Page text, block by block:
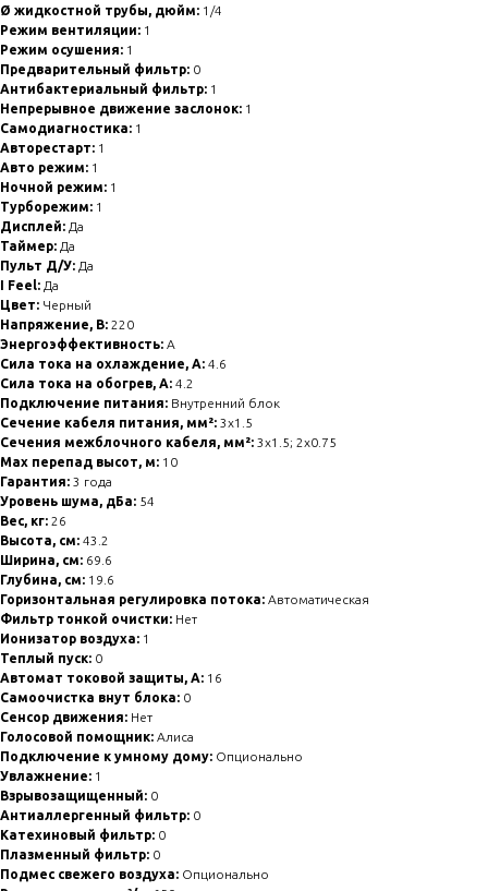
Ø жидкостной трубы, дюйм: 1/4
Режим вентиляции: 1
Режим осушения: 1
Предварительный фильтр: 0
Антибактериальный фильтр: 1
Непрерывное движение заслонок: 1
Самодиагностика: 1
Авторестарт: 1
Авто режим: 1
Ночной режим: 1
Турборежим: 1
Дисплей: Да
Таймер: Да
Пульт Д/У: Да
I Feel: Да
Цвет: Черный
Напряжение, В: 220
Энергоэффективность: A
Сила тока на охлаждение, А: 4.6
Сила тока на обогрев, А: 4.2
Подключение питания: Внутренний блок
Сечение кабеля питания, мм²: 3x1.5
Сечения межблочного кабеля, мм²: 3x1.5; 2x0.75
Max перепад высот, м: 10
Гарантия: 3 года
Уровень шума, дБа: 54
Вес, кг: 26
Высота, см: 43.2
Ширина, см: 69.6
Глубина, см: 19.6
Горизонтальная регулировка потока: Автоматическая
Фильтр тонкой очистки: Нет
Ионизатор воздуха: 1
Теплый пуск: 0
Автомат токовой защиты, А: 16
Самоочистка внут блока: 0
Сенсор движения: Нет
Голосовой помощник: Алиса
Подключение к умному дому: Опционально
Увлажнение: 1
Взрывозащищенный: 0
Антиаллергенный фильтр: 0
Катехиновый фильтр: 0
Плазменный фильтр: 0
Подмес свежего воздуха: Опционально